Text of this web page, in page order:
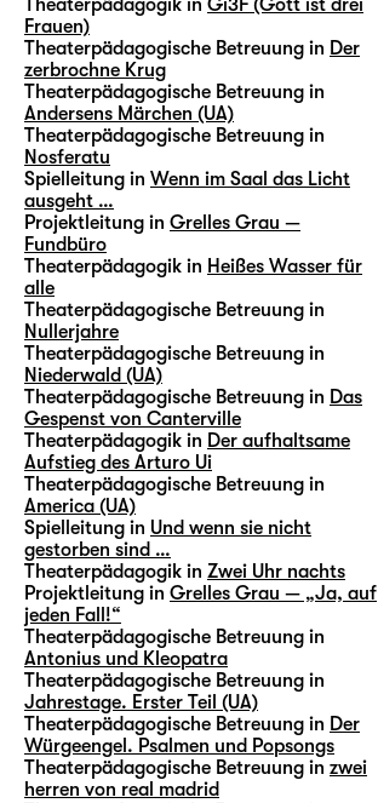
Theaterpädagogik in Gi3F (Gott ist drei
Frauen)
Theaterpädagogische Betreuung in Der
zerbrochne Krug
Theaterpädagogische Betreuung in
Andersens Märchen (UA)
Theaterpädagogische Betreuung in
Nosferatu
Spielleitung in Wenn im Saal das Licht
ausgeht …
Projektleitung in Grelles Grau —
Fundbüro
Theaterpädagogik in Heißes Wasser für
alle
Theaterpädagogische Betreuung in
Nullerjahre
Theaterpädagogische Betreuung in
Niederwald (UA)
Theaterpädagogische Betreuung in Das
Gespenst von Canterville
Theaterpädagogik in Der aufhaltsame
Aufstieg des Arturo Ui
Theaterpädagogische Betreuung in
America (UA)
Spielleitung in Und wenn sie nicht
gestorben sind …
Theaterpädagogik in Zwei Uhr nachts
Projektleitung in Grelles Grau — „Ja, auf
jeden Fall!“
Theaterpädagogische Betreuung in
Antonius und Kleopatra
Theaterpädagogische Betreuung in
Jahrestage. Erster Teil (UA)
Theaterpädagogische Betreuung in Der
Würgeengel. Psalmen und Popsongs
Theaterpädagogische Betreuung in zwei
herren von real madrid